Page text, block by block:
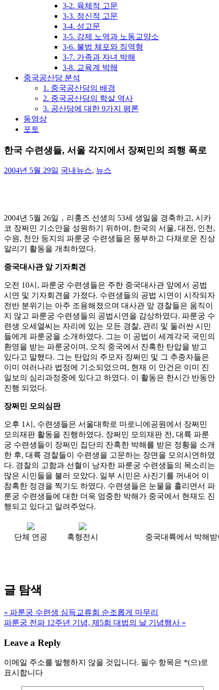
3-2. 육체적 고문
3-3. 정신적 고문
3-4. 성고문
3-5. 강제 노역과 노동교양소
3-6. 불법 체포와 징역형
3-7. 가족과 자녀 박해
3-8. 교육계 박해
중국공산당 분석
1. 중국공산당의 배경
2. 중국공산당의 학살 역사
3. 공산당에 대한 9가지 평론
동영상
포토
한국 수련생들, 서울 각지에서 장쩌민의 죄행 폭로
2004년 5월 29일 국내뉴스, 뉴스
2004년 5월 26일，리훙즈 선생의 53세 생일을 경축하고, 시카
코 장쩌민 기소안을 성원하기 위하여, 한국의 서울, 대전, 인천,
수원, 천안 등지의 파룬궁 수련생들은 풍부하고 다채로운 진상
알리기 활동을 개최하였다.
중국대사관 앞 기자회견
오전 10시, 파룬궁 수련생들은 주한 중국대사관 앞에서 공법
시연 및 기자회견을 가졌다. 수련생들의 공법 시연이 시작되자
전반 분위기는 아주 조용해졌으며 대사관 앞 경찰들은 움직이
지 않고 파룬궁 수련생들의 공법시연을 감상하였다. 파룬궁 수
련생 오세열씨는 자리에 있는 모든 경찰, 관리 및 둘러싼 시민
들에게 파룬궁을 소개하였다. 그는 이 공법이 세계각국 국민의
환영을 받는 파룬궁이며, 오직 중국에서 잔혹한 탄압을 받고
있다고 말했다. 그는 탄압의 주모자 장쩌민 및 그 추종자들은
이미 여러나라 법정에 기소되었으며, 현재 이 안건은 이미 진
일보의 심리과정중에 있다고 하였다. 이 활동은 한시간 반동안
진행 되었다.
장쩌민 모의심판
오후 1시, 수련생들은 서울대학로 마로니에공원에서 장쩌민
모의재판 활동을 진행하였다. 장쩌민 모의재판 전, 대륙 파룬
궁 수련생들이 장쩌민 집단의 잔혹한 박해를 받은 정황을 소개
한 후, 대륙 경찰들이 수련생을 고문하는 장면을 모의시연하였
다. 경찰의 고함과 선혈이 낭자한 파룬궁 수련생들의 목소리는
많은 시민들을 불러 모았다. 일부 시민은 사진기를 꺼내어 이
참혹한 정경을 찍기도 하였다. 수련생들은 눈물을 흘리면서 파
룬궁 수련생들에 대한 더욱 엄중한 박해가 중국에서 현재도 진
행되고 있다고 알려주었다.
단체 연공 혹형전시 중국대륙에서 박해
글 탐색
« 파룬궁 수련생 심득교류회 순조롭게 마무리
파룬궁 전파 12주년 기념, 제5회 대법의 날 기념행사 »
Leave a Reply
이메일 주소를 발행하지 않을 것입니다. 필수 항목은 *(으)로
표시합니다